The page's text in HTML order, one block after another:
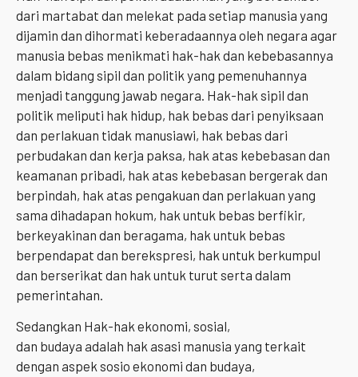
dari martabat dan melekat pada setiap manusia yang
dijamin dan dihormati keberadaannya oleh negara agar
manusia bebas menikmati hak-hak dan kebebasannya
dalam bidang sipil dan politik yang pemenuhannya
menjadi tanggung jawab negara. Hak-hak sipil dan
politik meliputi hak hidup, hak bebas dari penyiksaan
dan perlakuan tidak manusiawi, hak bebas dari
perbudakan dan kerja paksa, hak atas kebebasan dan
keamanan pribadi, hak atas kebebasan bergerak dan
berpindah, hak atas pengakuan dan perlakuan yang
sama dihadapan hokum, hak untuk bebas berfikir,
berkeyakinan dan beragama, hak untuk bebas
berpendapat dan berekspresi, hak untuk berkumpul
dan berserikat dan hak untuk turut serta dalam
pemerintahan.
Sedangkan Hak-hak ekonomi, sosial,
dan budaya adalah hak asasi manusia yang terkait
dengan aspek sosio ekonomi dan budaya,